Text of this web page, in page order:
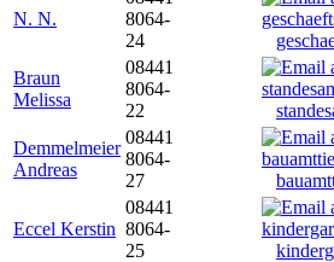
N. N.
8064-
24
Braun
Melissa
08441
8064-
22
Demmelmeier
Andreas
08441
8064-
27
Eccel Kerstin
08441
8064-
25